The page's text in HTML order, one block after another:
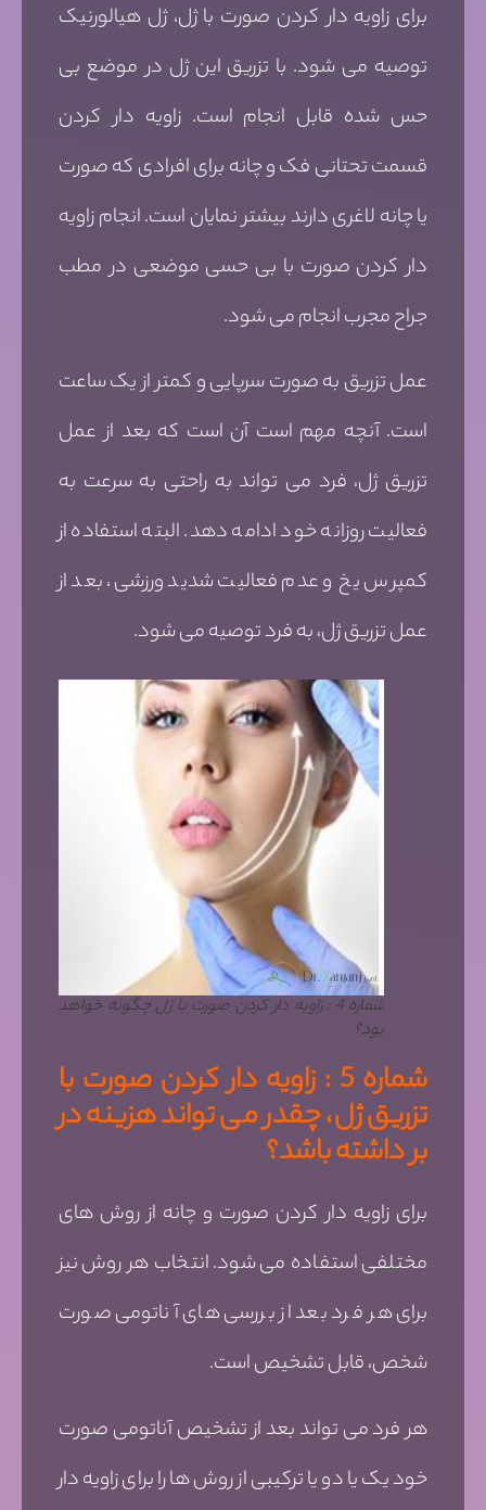
برای زاویه دار کردن صورت با ژل، ژل هیالورنیک
توصیه می شود. با تزریق این ژل در موضع بی
حس شده قابل انجام است. زاویه دار کردن
قسمت تحتانی فک و چانه برای افرادی که صورت
یا چانه لاغری دارند بیشتر نمایان است. انجام زاویه
دار کردن صورت با بی حسی موضعی در مطب
جراح مجرب انجام می شود.
عمل تزریق به صورت سرپایی و کمتر از یک ساعت
است. آنچه مهم است آن است که بعد از عمل
تزریق ژل، فرد می تواند به راحتی به سرعت به
فعالیت روزانه خود ادامه دهد. البته استفاده از
کمپرس یخ و عدم فعالیت شدید ورزشی، بعد از
عمل تزریق ژل، به فرد توصیه می شود.
شماره 4 : زاویه دار کردن صورت با ژل چگونه خواهد
بود؟
شماره 5 : زاویه دار کردن صورت با
تزریق ژل، چقدر می تواند هزینه در
بر داشته باشد؟
برای زاویه دار کردن صورت و چانه از روش های
مختلفی استفاده می شود. انتخاب هر روش نیز
برای هر فرد بعد از بررسی های آناتومی صورت
شخص، قابل تشخیص است.
هر فرد می تواند بعد از تشخیص آناتومی صورت
خود یک یا دو یا ترکیبی از روش ها را برای زاویه دار